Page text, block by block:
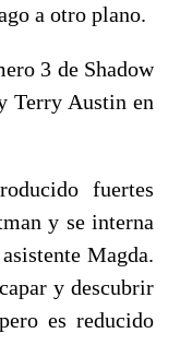
a otro plano.
3 de Shadow
Terry Austin en
fuertes
y se interna
Magda.
y descubrir
es reducido